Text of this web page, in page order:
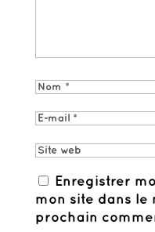
Enregistrer
mon site dans le
prochain